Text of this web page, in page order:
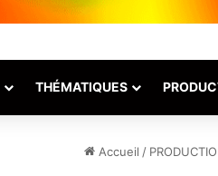
THÉMATIQUES
Accueil /